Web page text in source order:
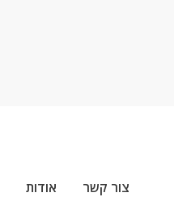
אודות צור קשר